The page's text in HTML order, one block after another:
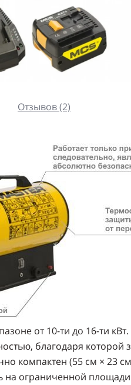
Отзывов (2)
от 10-ти до 16-ти
благодаря
компактен (55 см × 23
ограниченной площади.